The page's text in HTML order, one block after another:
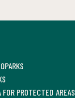
PROTECTED AREAS